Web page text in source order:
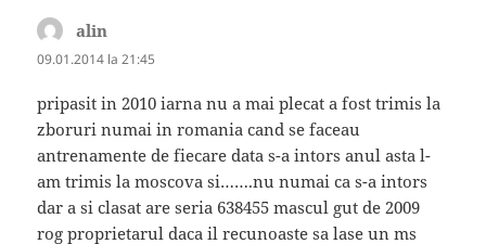
alin
09.01.2014 la 21:45
pripasit in 2010 iarna nu a mai plecat a fost trimis la
zboruri numai in romania cand se faceau
antrenamente de fiecare data s-a intors anul asta l-
am trimis la moscova si…….nu numai ca s-a intors
dar a si clasat are seria 638455 mascul gut de 2009
rog proprietarul daca il recunoaste sa lase un ms